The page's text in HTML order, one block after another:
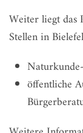
Weiter liegt das
Stellen in
öffentliche